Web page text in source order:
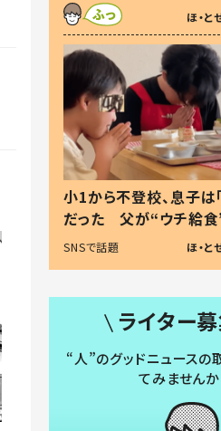
察した母の投稿に「可愛
す！」「現行犯〜」
ほ・
小1から不登校、息子は
だった 父が“ウチ給食
る理由とは #令和の親
SNSで話題 ほ・
ライター募
“人”のグッドニュースの
てみませんか